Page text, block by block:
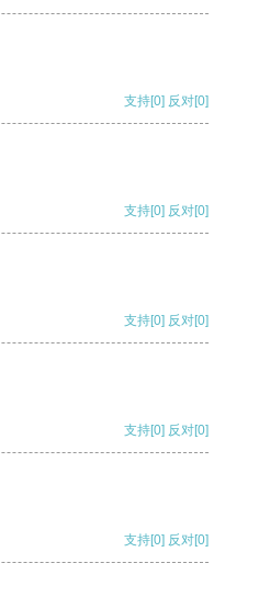
支持[0] 反对[0]
支持[0] 反对[0]
支持[0] 反对[0]
支持[0] 反对[0]
支持[0] 反对[0]